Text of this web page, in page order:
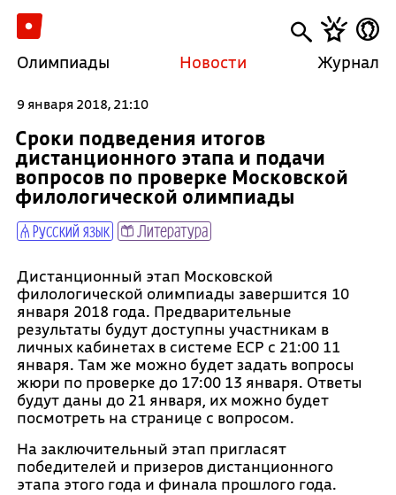
Олимпиады Новости Журнал
9 января 2018, 21:10
Сроки подведения итогов
дистанционного этапа и подачи
вопросов по проверке Московской
филологической олимпиады
Русский язык Литература
Дистанционный этап Московской
филологической олимпиады завершится 10
января 2018 года. Предварительные
результаты будут доступны участникам в
личных кабинетах в системе ЕСР с 21:00 11
января. Там же можно будет задать вопросы
жюри по проверке до 17:00 13 января. Ответы
будут даны до 21 января, их можно будет
посмотреть на странице с вопросом.
На заключительный этап пригласят
победителей и призеров дистанционного
этапа этого года и финала прошлого года.